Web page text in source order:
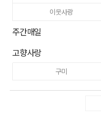
이웃사랑
주간매일
고향사랑
구미